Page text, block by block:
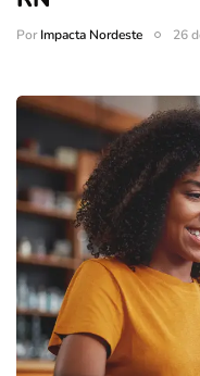
PorImpacta Nordeste 26